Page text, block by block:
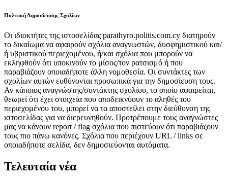
Πολιτική Δημοσίευσης Σχολίων
Οι ιδιοκτήτες της ιστοσελίδας parathyro.politis.com.cy διατηρούν
το δικαίωμα να αφαιρούν σχόλια αναγνωστών, δυσφημιστικού και/
ή υβριστικού περιεχομένου, ή/και σχόλια που μπορούν να
εκληφθούν ότι υποκινούν το μίσος/τον ρατσισμό ή που
παραβιάζουν οποιαδήποτε άλλη νομοθεσία. Οι συντάκτες των
σχολίων αυτών ευθύνονται προσωπικά για την δημοσίευση τους.
Αν κάποιος αναγνώστης/συντάκτης σχολίου, το οποίο αφαιρείται,
θεωρεί ότι έχει στοιχεία που αποδεικνύουν το αληθές του
περιεχομένου του, μπορεί να τα αποστείλει στην διεύθυνση της
ιστοσελίδας για να διερευνηθούν. Προτρέπουμε τους αναγνώστες
μας να κάνουν report / flag σχόλια που πιστεύουν ότι παραβιάζουν
τους πιο πάνω κανόνες. Σχόλια που περιέχουν URL / links σε
οποιαδήποτε σελίδα, δεν δημοσιεύονται αυτόματα.
Τελευταία νέα